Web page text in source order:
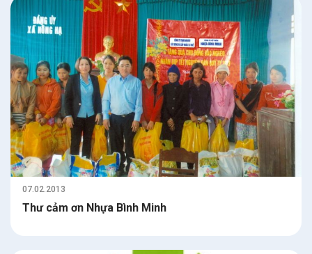
07.02.2013
Thư cảm ơn Nhựa Bình Minh